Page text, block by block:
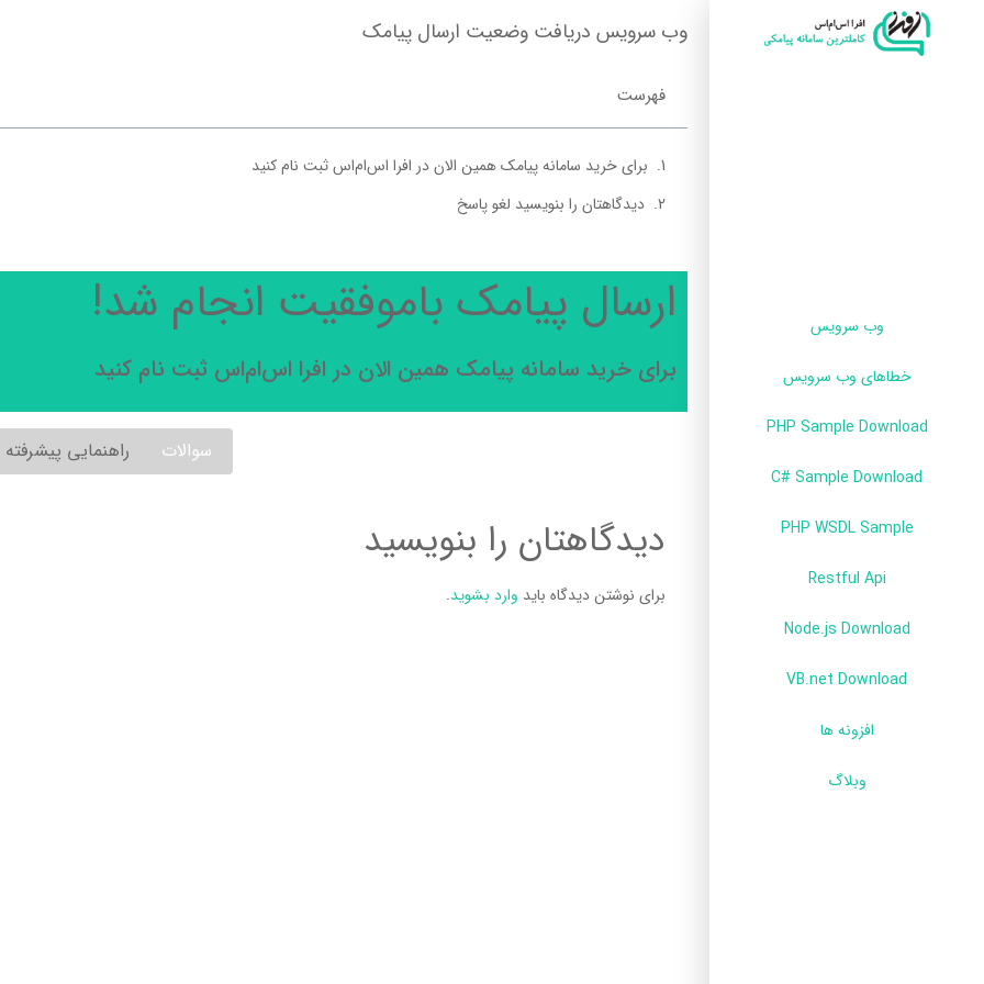
وب سرویس
خطاهای وب سرویس
PHP Sample Download
C# Sample Download
PHP WSDL Sample
Restful Api
Node.js Download
VB.net Download
افزونه ها
وبلاگ
وب سرویس دریافت وضعیت ارسال پیامک
فهرست
برای خرید سامانه پیامک همین الان در افرا اس‌ام‌اس ثبت نام کنید
دیدگاهتان را بنویسید لغو پاسخ
ارسال پیامک باموفقیت انجام شد!
برای خرید سامانه پیامک همین الان در افرا اس‌ام‌اس ثبت نام کنید
سوالات راهنمایی پیشرفته
دیدگاهتان را بنویسید
برای نوشتن دیدگاه باید وارد بشوید.